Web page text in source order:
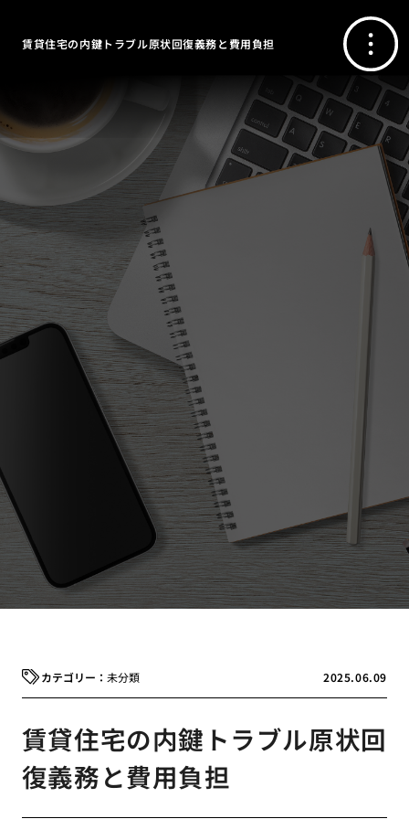
賃貸住宅の内鍵トラブル原状回復義務と費用負担
2025.06.09
未分類
賃貸住宅の内鍵トラブル原状回
復義務と費用負担